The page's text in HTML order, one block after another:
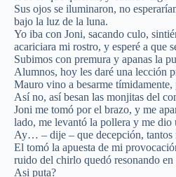
Sus ojos se iluminaron, no
bajo la luz de la luna.
Yo iba con Joni, sacando culo,
acariciara mi rostro, y esperé a que
Subimos con premura y apanas la
Alumnos, hoy les daré una lección
Mauro vino a besarme
Así no, así besan las monjitas del
Joni me tomó por el brazo, y me
lado, me levantó la pollera y me dio
Ay… – dije – que decepción, tantos
El tomó la apuesta de mi
ruido del chirlo quedó resonando
Asi puta?